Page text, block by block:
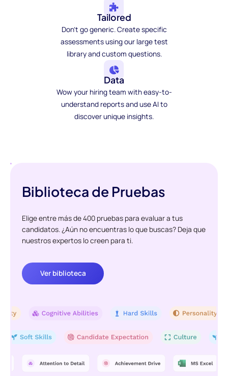
Tailored
Don't go generic. Create specific
assessments using our large test
library and custom questions.
Data
Wow your hiring team with easy-to-
understand reports and use AI to
discover unique insights.
Biblioteca de Pruebas
Elige entre más de 400 pruebas para evaluar a tus
candidatos. ¿Aún no encuentras lo que buscas? Deja que
nuestros expertos lo creen para ti.
Ver biblioteca